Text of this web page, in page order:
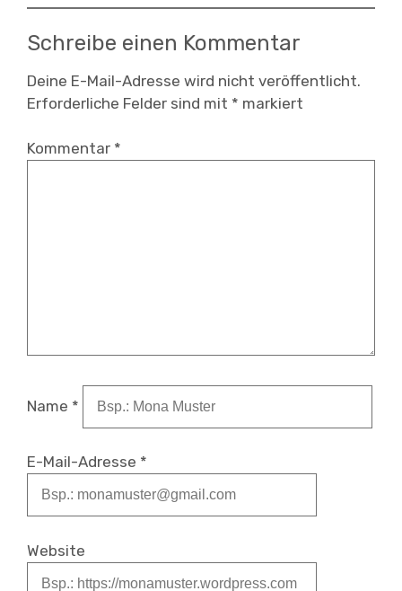
Schreibe einen Kommentar
Deine E-Mail-Adresse wird nicht veröffentlicht.
Erforderliche Felder sind mit * markiert
Kommentar *
Name *
E-Mail-Adresse *
Website